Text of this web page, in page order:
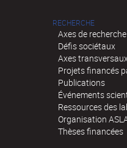
RECHERCHE
Axes de recherche
Défis sociétaux
Axes
Projets financés
Publications
Événements
Ressources des
Organisation
Thèses financées